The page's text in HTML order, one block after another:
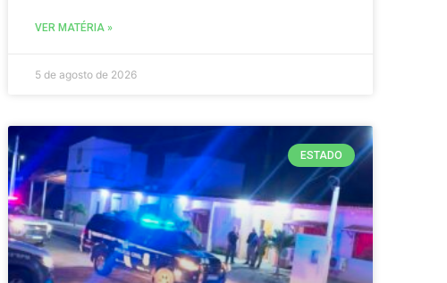
VER MATÉRIA »
5 de agosto de 2026
ESTADO